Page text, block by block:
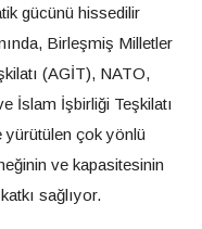
gücünü hissedilir
Birleşmiş Milletler
(AGİT), NATO,
İslam İşbirliği Teşkilatı
yürütülen çok yönlü
ve kapasitesinin
sağlıyor.